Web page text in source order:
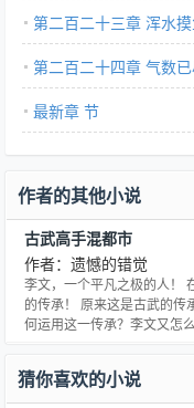
第二百二十三章 浑水摸
第二百二十四章 气数
最新章 节
作者的其他小说
古武高手混都市
作者：遗憾的错觉
李文，一个平凡之极的人！
的传承！ 原来这是古武的传
何运用这一传承？李文又怎
突然意外获得了一块神奇的
猜你喜欢的小说